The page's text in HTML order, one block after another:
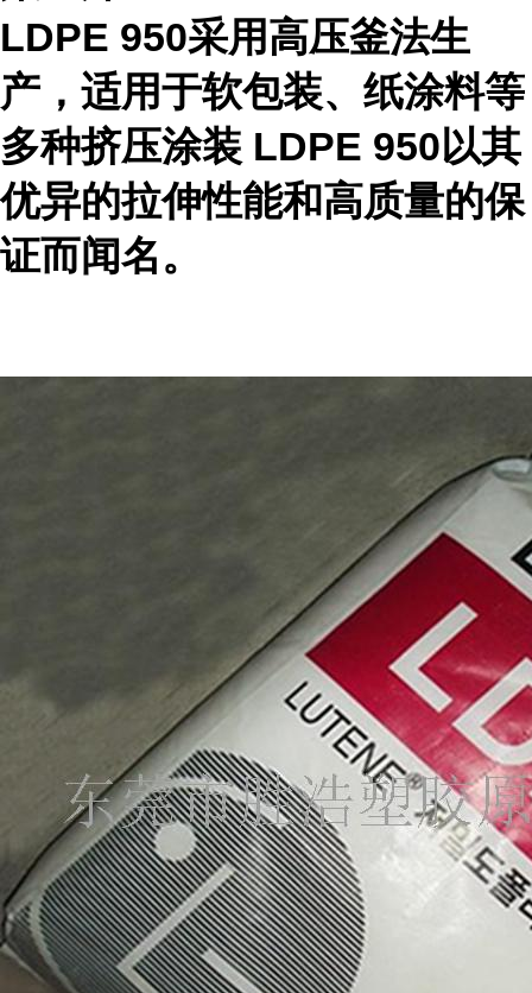
LDPE 950采用高压釜法生
产，适用于软包装、纸涂料等
多种挤压涂装 LDPE 950以其
优异的拉伸性能和高质量的保
证而闻名。